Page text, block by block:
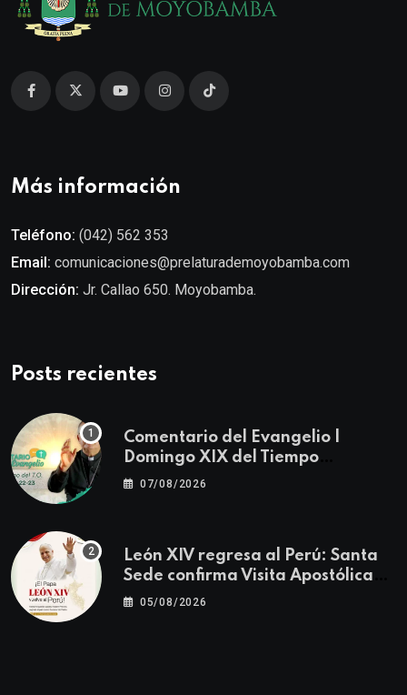
Más información
Teléfono: (042) 562 353
Email: comunicaciones@prelaturademoyobamba.com
Dirección: Jr. Callao 650. Moyobamba.
Posts recientes
Comentario del Evangelio |
Domingo XIX del Tiempo
Ordinario | Mateo 14, 22-23
07/08/2026
León XIV regresa al Perú: Santa
Sede confirma Visita Apostólica
del 11 al 17 de noviembre
05/08/2026